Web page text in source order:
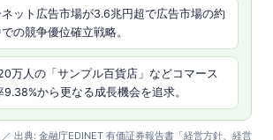
ット広告市場が3.6兆円超で広告市場の約
の競争優位確立戦略。
万人の「サンプル百貨店」などコマース
から更なる成長機会を追求。
出典: 金融庁EDINET 有価証券報告書「経営方針、経営